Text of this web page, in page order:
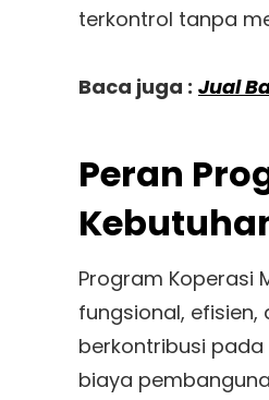
terkontrol tanpa
Baca juga : Jual
Peran
Program Koperasi
fungsional,
berkontribusi
biaya